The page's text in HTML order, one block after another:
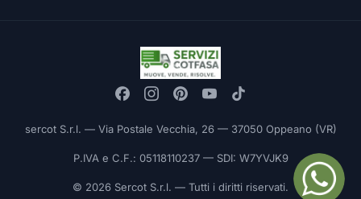
sercot S.r.l. — Via Postale Vecchia, 26 — 37050 Oppeano (VR)
P.IVA e C.F.: 05118110237 — SDI: W7YVJK9
© 2026 Sercot S.r.l. — Tutti i diritti riservati.